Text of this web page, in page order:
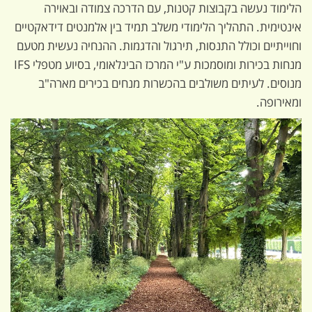
הלימוד נעשה בקבוצות קטנות, עם הדרכה צמודה ובאוירה
אינטימית. התהליך הלימודי משלב תמיד בין אלמנטים דידאקטיים
וחוייתיים וכולל התנסות, תירגול והדגמות. ההנחיה נעשית מטעם
מנחות בכירות ומוסמכות ע"י המרכז הבינלאומי, בסיוע מטפלי IFS
מנוסים. לעיתים משולבים בהכשרות מנחים בכירים מארה"ב
ומאירופה.